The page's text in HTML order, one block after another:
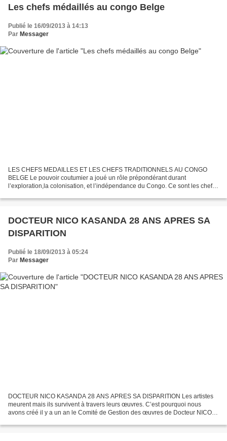
Les chefs médaillés au congo Belge
Publié le 16/09/2013 à 14:13
Par Messager
LES CHEFS MEDAILLES ET LES CHEFS TRADITIONNELS AU CONGO
BELGE Le pouvoir coutumier a joué un rôle prépondérant durant
l’exploration,la colonisation, et l’indépendance du Congo. Ce sont les chefs
DOCTEUR NICO KASANDA 28 ANS APRES SA
DISPARITION
Publié le 18/09/2013 à 05:24
Par Messager
DOCTEUR NICO KASANDA 28 ANS APRES SA DISPARITION Les artistes
meurent mais ils survivent à travers leurs œuvres. C’est pourquoi nous
avons créé il y a un an le Comité de Gestion des œuvres de Docteur NICO